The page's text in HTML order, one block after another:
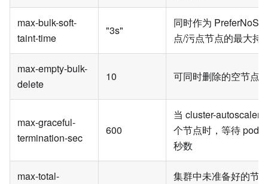
max-bulk-soft-
taint-time
"3s"
同时作为
点/污点节点的最大持
max-empty-bulk-
delete
10 可同时删除的空节点
max-graceful-
termination-sec
600
当 cluster-autoscaler
个节点时，等待 pod
秒数
max-total-
集群中未准备好的节